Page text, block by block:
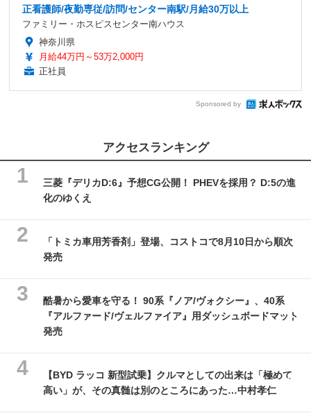
正看護師/夜勤専従/訪問/センター南駅/月給30万以上
ファミリー・ホスピスセンター南ハウス
神奈川県
月給44万円～53万2,000円
正社員
Sponsored by
アクセスランキング
三菱『デリカD:6』予想CG公開！ PHEVを採用？ D:5の進
化のゆくえ
「トミカ車用芳香剤」登場、コストコで8月10日から順次
発売
酷暑から愛車を守る！ 90系『ノア/ヴォクシー』、40系
『アルファード/ヴェルファイア』用ダッシュボードマット
発売
【BYD ラッコ 新型試乗】クルマとしての出来は「極めて
高い」が、その真髄は別のところにあった…中村孝仁